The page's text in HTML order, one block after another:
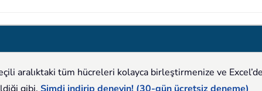
aralıktaki tüm hücreleri kolayca birleştirmenize ve